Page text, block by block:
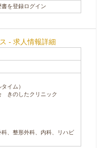
を登録ログイン
- 求人情報詳細
イム）
のしたクリニック
、整形外科、内科、リハビ